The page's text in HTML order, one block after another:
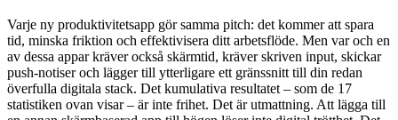
Varje ny produktivitetsapp gör samma pitch: det kommer att spara
tid, minska friktion och effektivisera ditt arbetsflöde. Men var och en
av dessa appar kräver också skärmtid, kräver skriven input, skickar
push-notiser och lägger till ytterligare ett gränssnitt till din redan
överfulla digitala stack. Det kumulativa resultatet – som de 17
statistiken ovan visar – är inte frihet. Det är utmattning. Att lägga till